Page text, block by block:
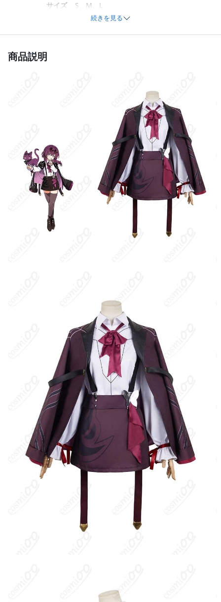
サイズ
S、M、L
素材
コットン、ポリエステル、合成皮革（素材
は生産ロットやアップグレードにより変更
加工に7～15営業日、配送に5～7営業日
（※土日祝除く）、合計で12～22営業日程
支払い方法
クレジットカード（VISA、Master、JCB、
Discover、AMERICAN EXPRESS）、
PayPal、銀行振込
使用場所
コミックマーケット（コミケ）、アニメ・
ゲーム系同人イベント、スタジオ撮影会、
ポートレート撮影、ハロウィン仮装、テー
マカフェ・交流会、コスプレ初心者のデビ
ュー衣装、SNS用動画・短編撮影
ハリ感と可動性のバランス：形を保つためにハリのある生地を採
用。直線的な美しさを維持しやすい一方、非常に薄い生地より若
干の重量感があります。長時間の屋外移動時は休憩を挟むと快適
続きを見る
商品説明